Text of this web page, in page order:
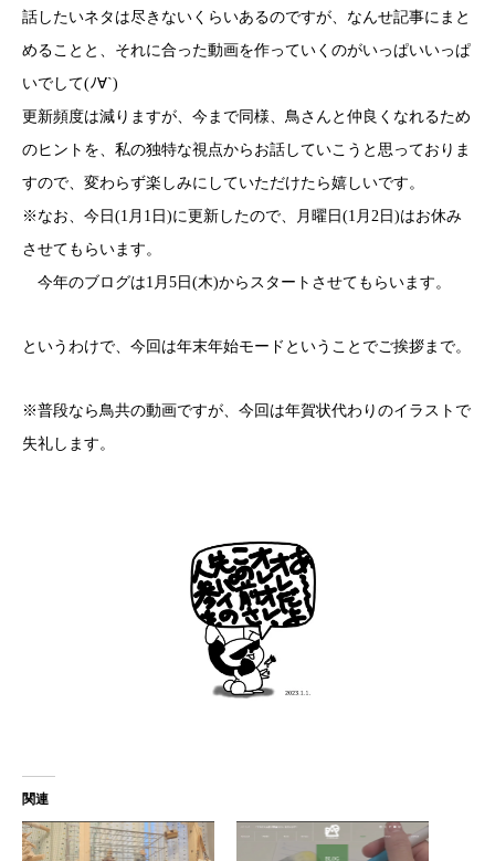
話したいネタは尽きないくらいあるのですが、なんせ記事にまと
めることと、それに合った動画を作っていくのがいっぱいいっぱ
いでして(ﾉ∀`)
更新頻度は減りますが、今まで同様、鳥さんと仲良くなれるため
のヒントを、私の独特な視点からお話していこうと思っておりま
すので、変わらず楽しみにしていただけたら嬉しいです。
※なお、今日(1月1日)に更新したので、月曜日(1月2日)はお休み
させてもらいます。
今年のブログは1月5日(木)からスタートさせてもらいます。
というわけで、今回は年末年始モードということでご挨拶まで。
※普段なら鳥共の動画ですが、今回は年賀状代わりのイラストで
失礼します。
関連